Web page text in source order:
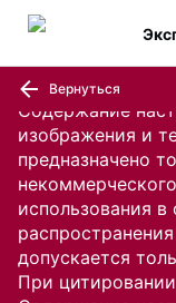
Содержание
изображения и
предназначено
использования в
допускается
При
Вернуться